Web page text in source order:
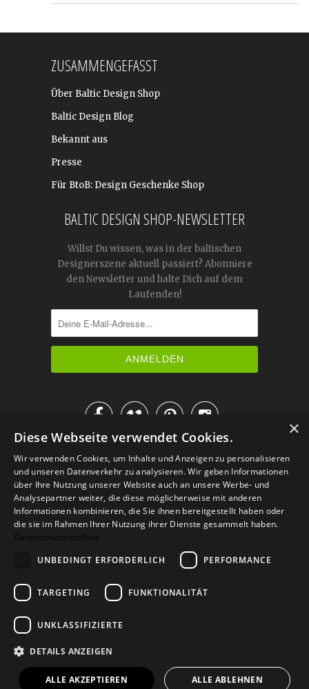
ZUSAMMENGEFASST
Über Baltic Design Shop
Baltic Design Blog
Bekannt aus
Presse
Für BtoB: Design Geschenke Shop
BALTIC DESIGN SHOP-NEWSLETTER
Willst Du wissen, was in der baltischen
Designerszene aktuell passiert? Abonniere
den Newsletter und halte Dich auf dem
Laufenden!

IM KATALOG BLÄTTERN
Versand Zahlarten
Retoure
Widerrufsformular
© 2026Baltic Design Shop. Baltic Design Shop
×
Diese Webseite verwendet Cookies.
Wir verwenden Cookies, um Inhalte und Anzeigen zu personalisieren
und unseren Datenverkehr zu analysieren. Wir geben Informationen
über Ihre Nutzung unserer Website auch an unsere Werbe- und
Analysepartner weiter, die diese möglicherweise mit anderen
Informationen kombinieren, die Sie ihnen bereitgestellt haben oder
die sie im Rahmen Ihrer Nutzung ihrer Dienste gesammelt haben.
Datenschutzrichtlinie
UNBEDINGT ERFORDERLICH
PERFORMANCE
TARGETING FUNKTIONALITÄT
UNKLASSIFIZIERTE
DETAILS ANZEIGEN
ALLE AKZEPTIEREN ALLE ABLEHNEN